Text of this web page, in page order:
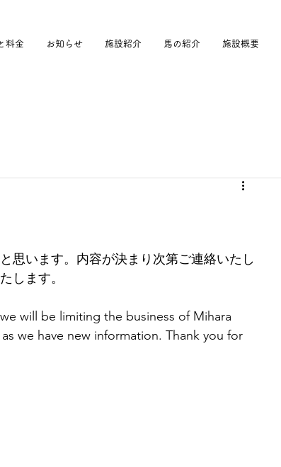
料金 お知らせ 施設紹介 馬の紹介 施設概要
思います。内容が決まり次第ご連絡いたし
します。
will be limiting the business of Mihara
we have new information. Thank you for